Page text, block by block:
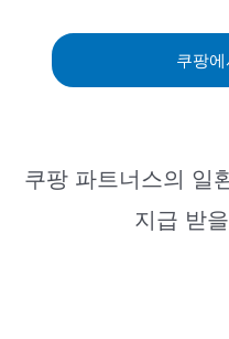
쿠팡
쿠팡 파트너스의 일
지급 받